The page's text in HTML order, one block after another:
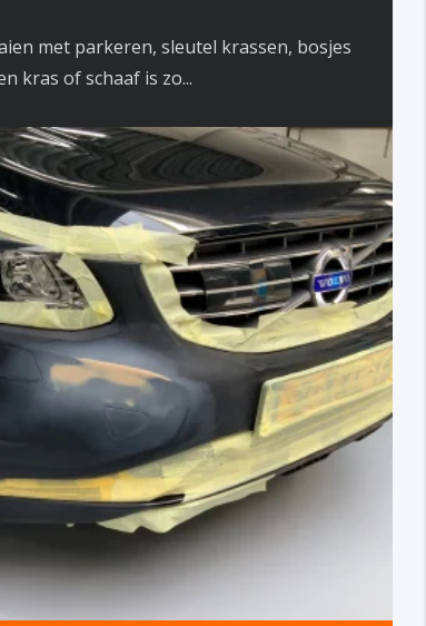
met parkeren, sleutel krassen, bosjes
kras of schaaf is zo...